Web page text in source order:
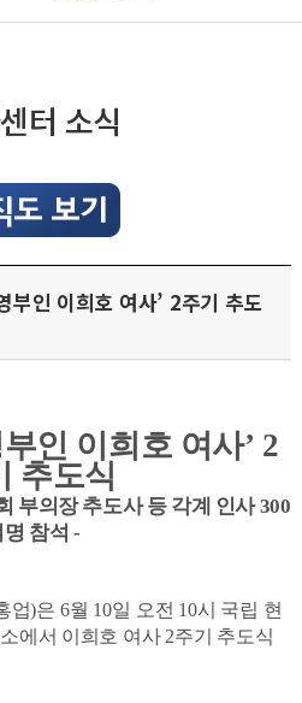
터 소식
부인 이희호 여사’ 2주기 추도
인 이희호 여사’ 2
추도식
부의장 추도사 등 각계 인사300
명 참석 -
업)은 6월 10일 오전 10시 국립 현
에서 이희호 여사 2주기 추도식